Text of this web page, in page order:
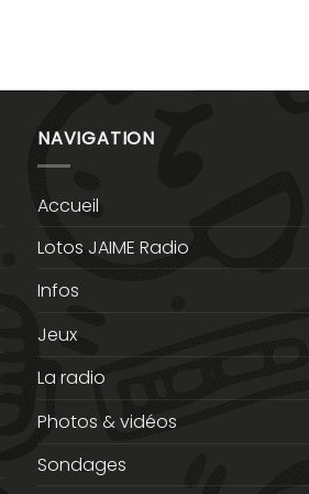
NAVIGATION
Accueil
Lotos JAIME Radio
Infos
Jeux
La radio
Photos & vidéos
Sondages